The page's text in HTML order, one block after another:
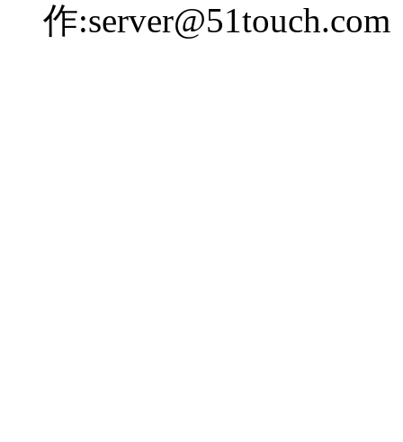
作:server@51touch.com